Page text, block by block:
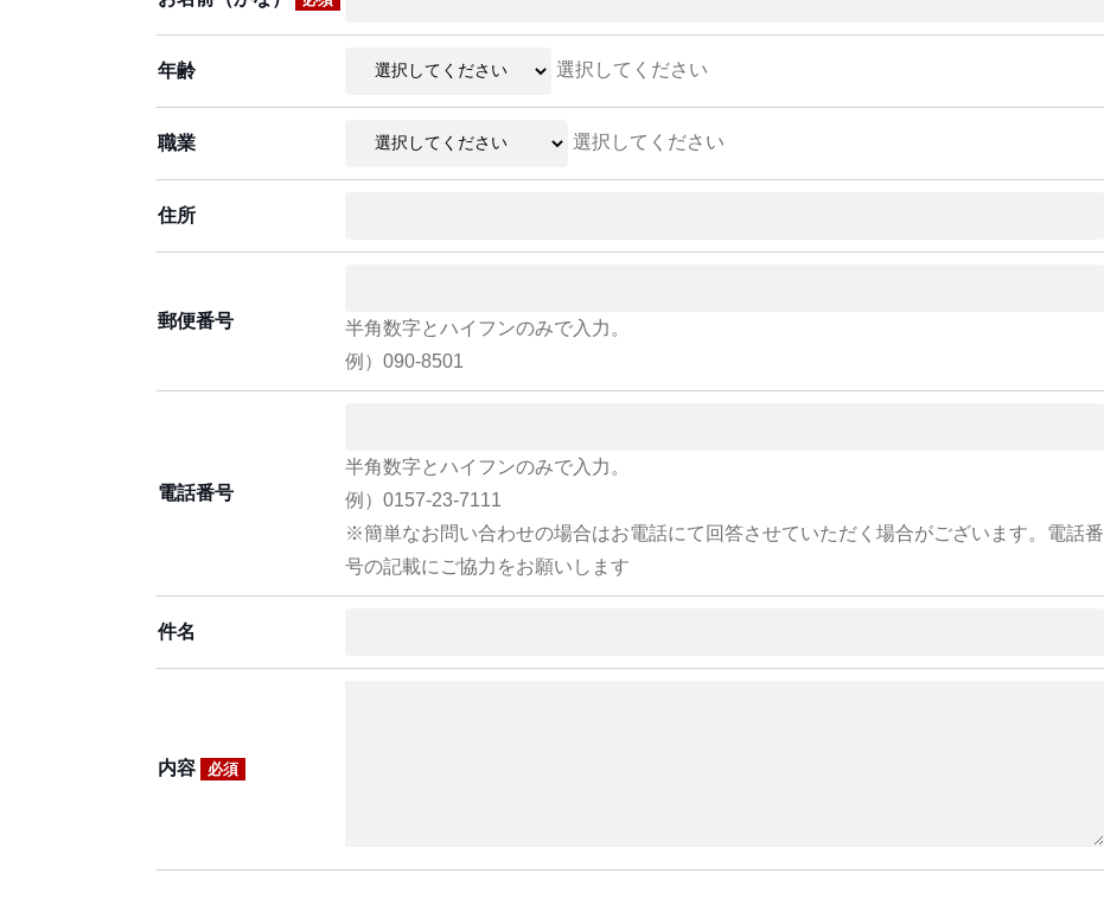
年齢 選択してください
職業 選択してください
住所
郵便番号
半角数字とハイフンのみで入力。
例）090-8501
電話番号
半角数字とハイフンのみで入力。
例）0157-23-7111
※簡単なお問い合わせの場合はお電話にて回答させていただく場合がございます。電話番
号の記載にご協力をお願いします
件名
内容 必須